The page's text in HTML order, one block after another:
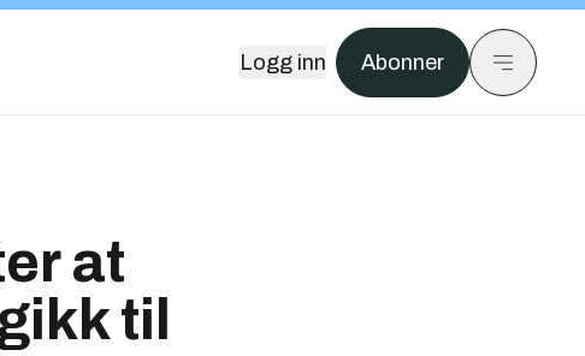
Logg inn Abonner
at
til